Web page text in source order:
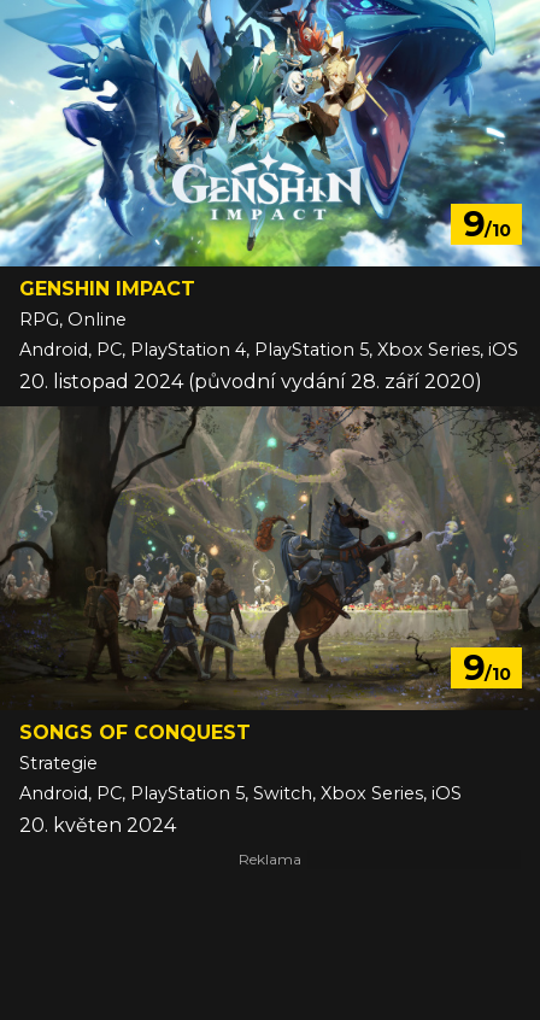
9/10
GENSHIN IMPACT
RPG, Online
Android, PC, PlayStation 4, PlayStation 5, Xbox Series, iOS
20. listopad 2024 (původní vydání 28. září 2020)
9/10
SONGS OF CONQUEST
Strategie
Android, PC, PlayStation 5, Switch, Xbox Series, iOS
20. květen 2024